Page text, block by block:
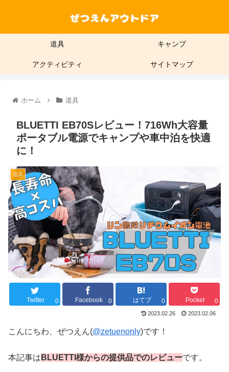
道具 キャンプ
アクティビティ サイトマップ
ホーム 道具
BLUETTI EB70Sレビュー！716Wh大容量
ポータブル電源でキャンプや車中泊を快適
に！
道具
Twitter 0 Facebook 0 はてブ 0 Pocket 0
2023.02.26 2023.02.06
こんにちわ、ぜつえん(@zetuenonly)です！
本記事は BLUETTI様からの提供品でのレビューです。